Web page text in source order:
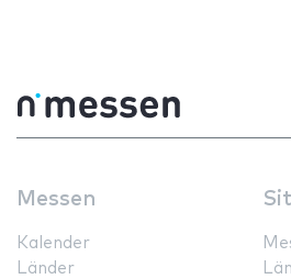
Messen
Kalender
Länder